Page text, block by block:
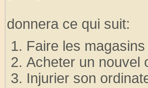
donnera ce qui suit:
Faire les magasins
Acheter un nouvel
Injurier son